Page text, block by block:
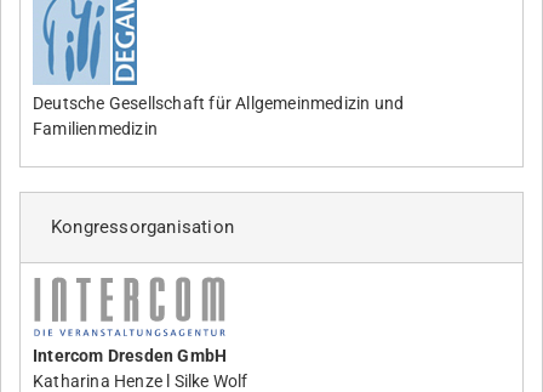
Deutsche Gesellschaft für Allgemeinmedizin und
Familienmedizin
Kongressorganisation
Intercom Dresden GmbH
Katharina Henze
l Silke Wolf